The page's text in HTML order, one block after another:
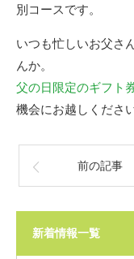
別コースです。
いつも忙しいお父さ
んか。
父の日限定のギフト
機会にお越しくださ
前の記事
新着情報一覧